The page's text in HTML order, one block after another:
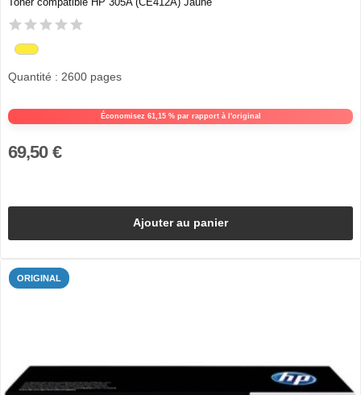
Économisez 61,15 % par rapport à l'original
Quantité : 2600 pages
69,50 €
Ajouter au panier
ORIGINAL